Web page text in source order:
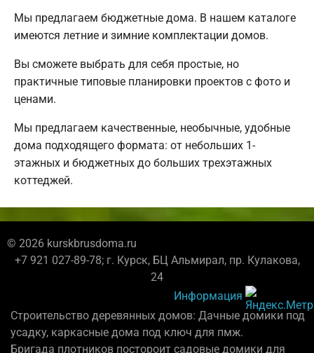
Мы предлагаем бюджетные дома. В нашем каталоге
имеются летние и зимние комплектации домов.
Вы сможете выбрать для себя простые, но
практичные типовые планировки проектов с фото и
ценами.
Мы предлагаем качественные, необычные, удобные
дома подходящего формата: от небольших 1-
этажных и бюджетных до больших трехэтажных
коттеджей.
© 2026 kurskbrusdoma.ru
+7 921 027-89-78; г. Курск, БЦ Альмирал, пр. Кулакова,
24
Информация
Строительство деревянных домов: Дачные домики под
усадку, каркасные дома под ключ для пмж.
Бригада плотников постороит садовые домики для